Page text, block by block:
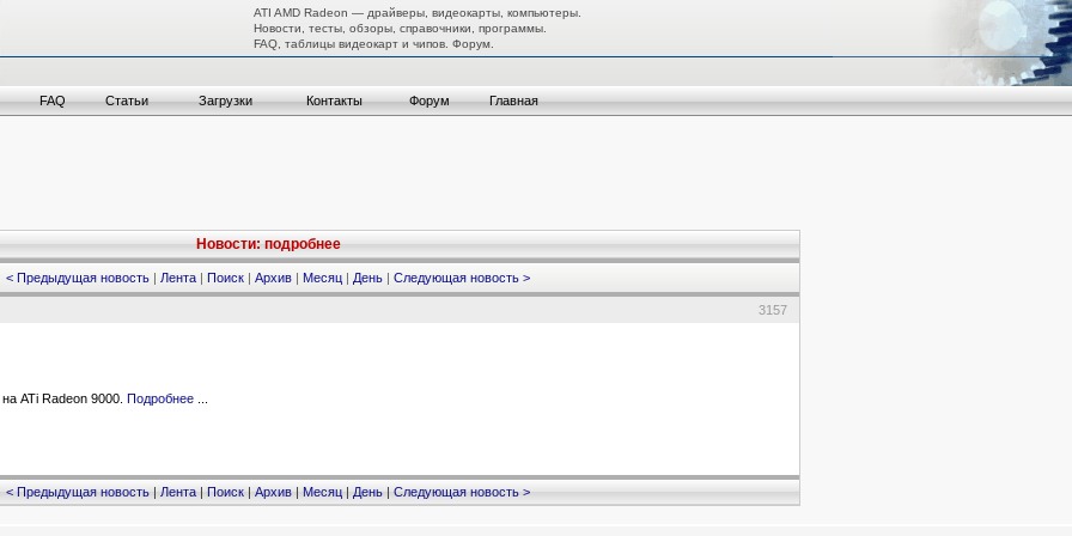
ATI AMD Radeon — драйверы, видеокарты, компьютеры.
Новости, тесты, обзоры, справочники, программы.
FAQ, таблицы видеокарт и чипов. Форум.
FAQ Статьи Загрузки Контакты Форум Главная
Новости: подробнее
< Предыдущая новость | Лента | Поиск | Архив | Месяц | День | Следующая новость >
3157
ATi Radeon 9000. Подробнее ...
< Предыдущая новость Лента| Поиск Архив Месяц День Следующая новость >